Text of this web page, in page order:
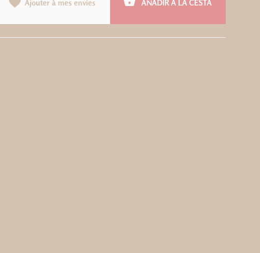
Ajouter à mes envies AÑADIR A LA CESTA